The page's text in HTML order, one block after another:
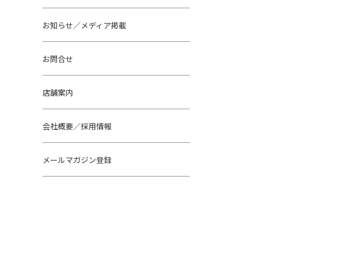
お知らせ／メディア掲載
お問合せ
店舗案内
会社概要／採用情報
メールマガジン登録